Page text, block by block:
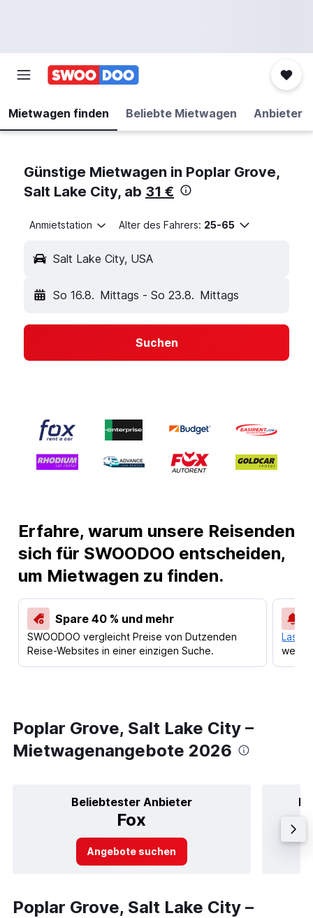
Mietwagen finden Beliebte Mietwagen Anbieter
Günstige Mietwagen in Poplar Grove,
Salt Lake City, ab 31 €
Anmietstation Alter des Fahrers: 25-65
Salt Lake City, USA
So 16.8. Mittags - So 23.8. Mittags
Suchen
Erfahre, warum unsere Reisenden
sich für SWOODOO entscheiden,
um Mietwagen zu finden.
Spare 40 % und mehr
SWOODOO vergleicht Preise von Dutzenden
Reise-Websites in einer einzigen Suche.
Lass
Poplar Grove, Salt Lake City –
Mietwagenangebote 2026
Beliebtester Anbieter
Fox
Angebote suchen
Poplar Grove, Salt Lake City –